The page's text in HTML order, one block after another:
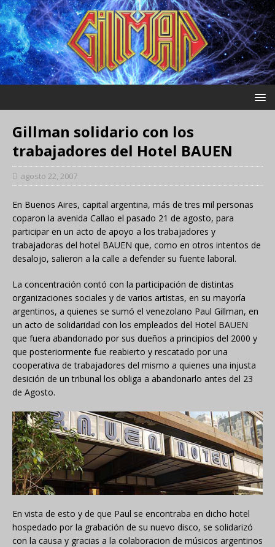
Gillman solidario con los
trabajadores del Hotel BAUEN
agosto 22, 2007
En Buenos Aires, capital argentina, más de tres mil personas
coparon la avenida Callao el pasado 21 de agosto, para
participar en un acto de apoyo a los trabajadores y
trabajadoras del hotel BAUEN que, como en otros intentos de
desalojo, salieron a la calle a defender su fuente laboral.
La concentración contó con la participación de distintas
organizaciones sociales y de varios artistas, en su mayoría
argentinos, a quienes se sumó el venezolano Paul Gillman, en
un acto de solidaridad con los empleados del Hotel BAUEN
que fuera abandonado por sus dueños a principios del 2000 y
que posteriormente fue reabierto y rescatado por una
cooperativa de trabajadores del mismo a quienes una injusta
desición de un tribunal los obliga a abandonarlo antes del 23
de Agosto.
En vista de esto y de que Paul se encontraba en dicho hotel
hospedado por la grabación de su nuevo disco, se solidarizó
con la causa y gracias a la colaboracion de músicos argentinos